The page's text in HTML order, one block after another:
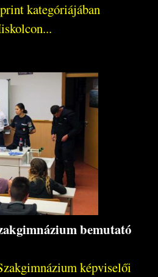
kategóriájában
bemutató
képviselői